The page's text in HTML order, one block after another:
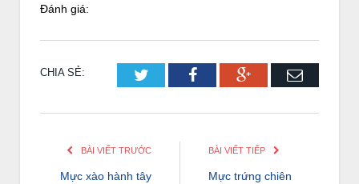
Đánh giá:
CHIA SẺ: TwitterFacebookGoogle+Email
BÀI VIẾT TRƯỚC
Mực xào hành tây
BÀI VIẾT TIẾP
Mực trứng chiên